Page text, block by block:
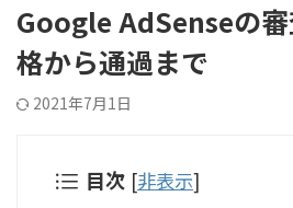
Google AdSenseの
格から通過まで
2021年7月1日
目次 [非表示]